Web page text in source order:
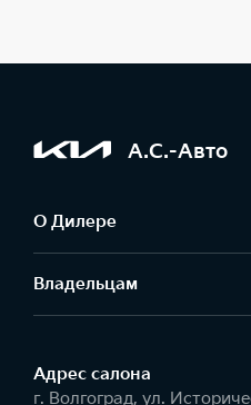
А.С.-Авто
О Дилере
Владельцам
Адрес салонa
г. Волгоград, ул.